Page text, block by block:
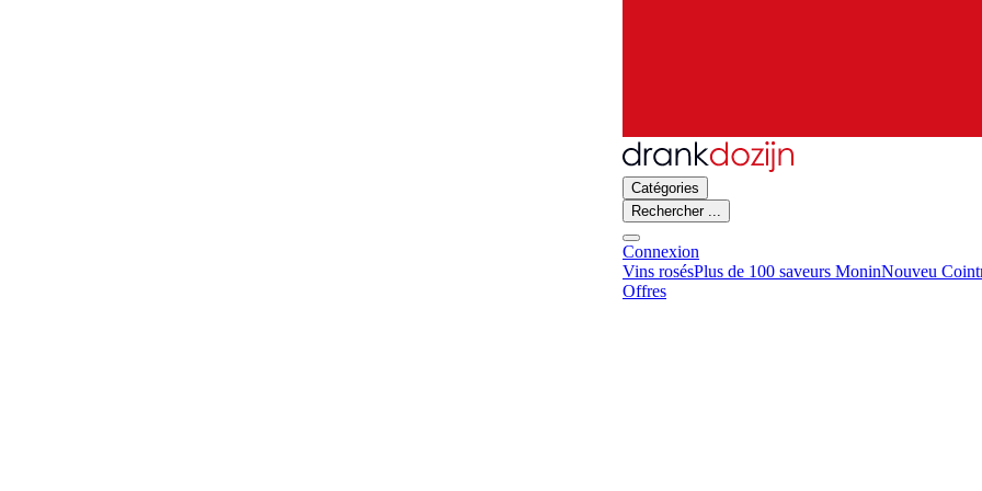
Catégories
Rechercher ...
Connexion
Vins rosésPlus de 100 saveurs MoninNouveu
Offres